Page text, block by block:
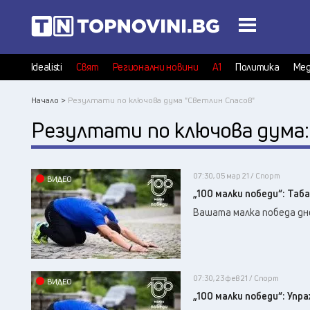
Idealisti Свят Регионални новини А1 Политика
Начало > Резултати по ключова дума "Светлин Спасов"
Резултати по ключова дума:
ВИДЕО 07:30, 05 мар 21 / Спорт
„100 малки победи“:
Вашата малка победа
ВИДЕО 07:30, 23 фев 21 / Спорт
„100 малки победи“: